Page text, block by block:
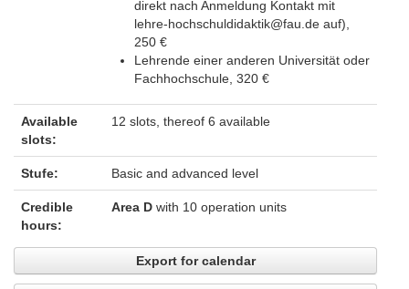
direkt nach Anmeldung Kontakt mit
lehre-hochschuldidaktik@fau.de auf),
250 €
Lehrende einer anderen Universität oder
Fachhochschule, 320 €
Available
slots:
12 slots, thereof 6 available
Stufe: Basic and advanced level
Credible
hours:
Area D with 10 operation units
Export for calendar